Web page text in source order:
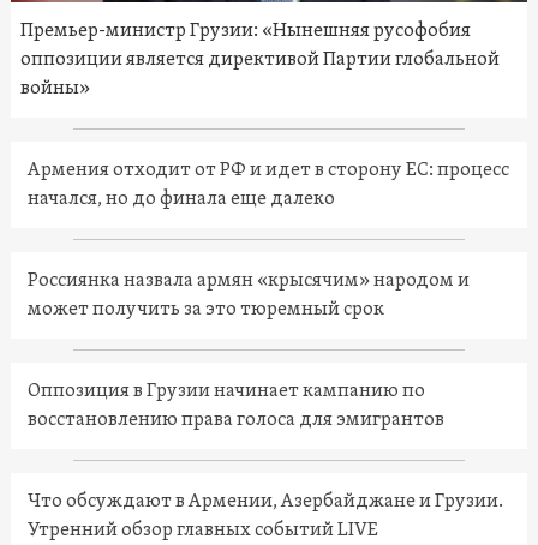
Премьер-министр Грузии: «Нынешняя русофобия
оппозиции является директивой Партии глобальной
войны»
Армения отходит от РФ и идет в сторону ЕС: процесс
начался, но до финала еще далеко
Россиянка назвала армян «крысячим» народом и
может получить за это тюремный срок
Оппозиция в Грузии начинает кампанию по
восстановлению права голоса для эмигрантов
Что обсуждают в Армении, Азербайджане и Грузии.
Утренний обзор главных событий LIVE